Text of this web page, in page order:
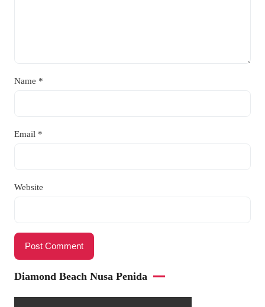
Name *
Email *
Website
Diamond Beach Nusa Penida